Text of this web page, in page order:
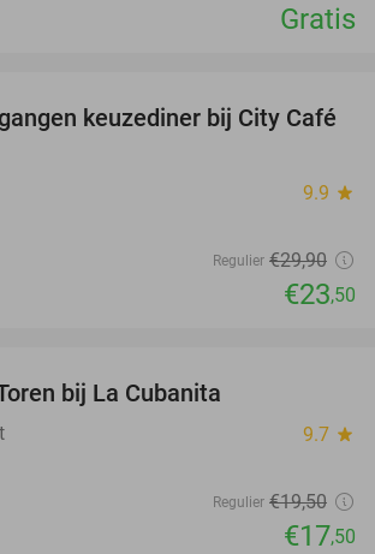
Gratis
21%
keuzediner bij City Café
9.9 star
Regulier €29,90
€23,50
bij La Cubanita
9.7 star
Regulier €19,50
€17,50